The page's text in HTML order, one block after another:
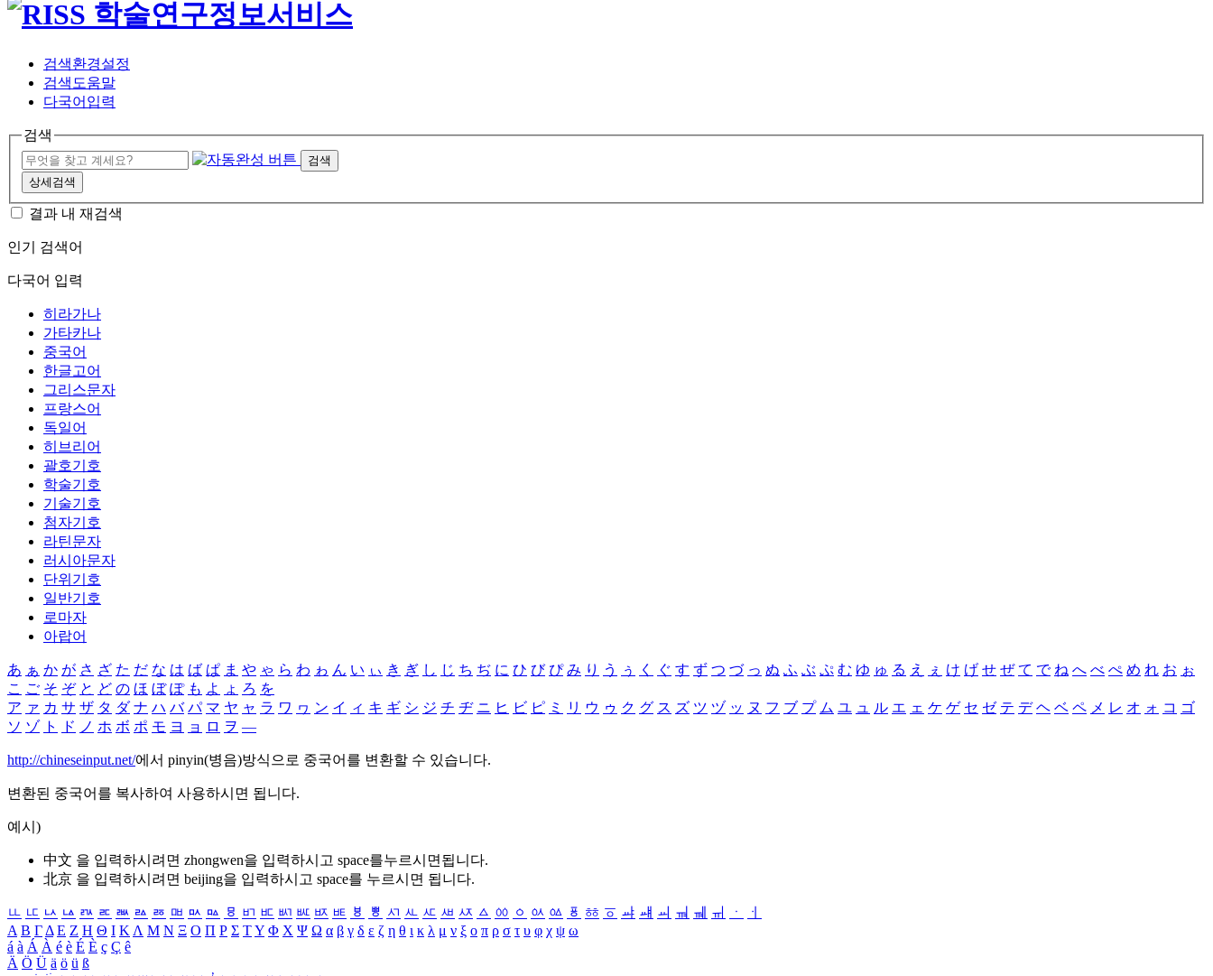
검색환경설정
검색도움말
다국어입력
검색
검색
상세검색
결과 내 재검색
인기 검색어
다국어 입력
히라가나
가타카나
중국어
한글고어
그리스문자
프랑스어
독일어
히브리어
괄호기호
학술기호
기술기호
첨자기호
라틴문자
러시아문자
단위기호
일반기호
로마자
아랍어
あ ぁ か が さ ざ た だ な は ば ぱ ま や ゃ ら わ ゎ ん い ぃ き ぎ し じ ち ぢ に ひ び ぴ み り う ぅ く ぐ す ず つ づ っ ぬ ふ ぶ ぷ む ゆ ゅ る え ぇ け げ せ ぜ て で ね へ べ ぺ め れ お ぉ
こ ご そ ぞ と ど の ほ ぼ ぽ も よ ょ ろ を
ア ァ カ サ ザ タ ダ ナ ハ バ パ マ ヤ ャ ラ ワ ヮ ン イ ィ キ ギ シ ジ チ ヂ ニ ヒ ビ ピ ミ リ ウ ゥ ク グ ス ズ ツ ヅ ッ ヌ フ ブ プ ム ユ ュ ル エ ェ ケ ゲ セ ゼ テ デ ヘ ベ ペ メ レ オ ォ コ ゴ
ソ ゾ ト ド ノ ホ ボ ポ モ ヨ ョ ロ ヲ ―
http://chineseinput.net/에서 pinyin(병음)방식으로 중국어를 변환할 수 있습니다.
변환된 중국어를 복사하여 사용하시면 됩니다.
예시)
中文 을 입력하시려면 zhongwen을 입력하시고 space를누르시면됩니다.
北京 을 입력하시려면 beijing을 입력하시고 space를 누르시면 됩니다.
ㅥ ㅦ ㅧ ㅨ ㅩ ㅪ ㅫ ㅬ ㅭ ㅮ ㅯ ㅰ ㅱ ㅲ ㅳ ㅴ ㅵ ㅶ ㅷ ㅸ ㅹ ㅺ ㅻ ㅼ ㅽ ㅾ ㅿ ㆀ ㆁ ㆂ ㆃ ㆄ ㆅ ㆆ ㆇ ㆈ ㆉ ㆊ ㆋ ㆌ ㆍ
ㆎ
Α Β ΓΔ Ε Ζ Η Θ Ι ΚΛ Μ Ν Ξ Ο Π Ρ Σ ΤΥ Φ Χ Ψ Ω α β γ δ ε ζ η θ ι κ λ μ ν ξ ο π ρ σ τ υ φ χ ψ ω
á à Á À é è É È ç Ç ê
Ä Ö Ü ä ö ü ß